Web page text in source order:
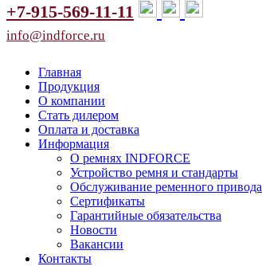
+7-915-569-11-11
info@indforce.ru
Главная
Продукция
О компании
Стать дилером
Оплата и доставка
Информация
О ремнях INDFORCE
Устройство ремня и стандарты
Обслуживание ременного привода
Сертификаты
Гарантийные обязательства
Новости
Вакансии
Контакты